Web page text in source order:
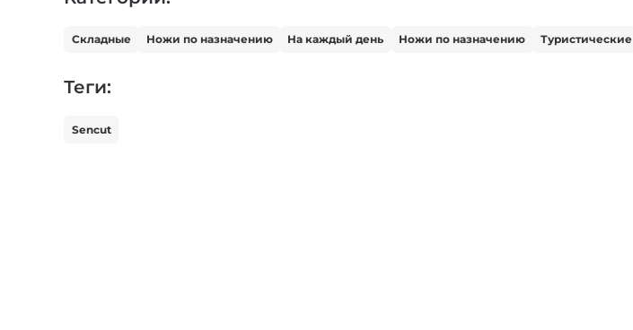
Складные Ножи по назначению На каждый день Ножи по назначению Туристические
Теги:
Sencut